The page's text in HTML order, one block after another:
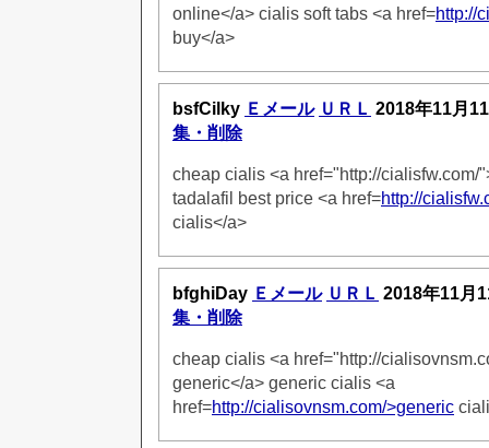
online</a> cialis soft tabs <a href=http://
buy</a>
bsfCilky Ｅメール ＵＲＬ 2018年11月
集・削除
cheap cialis <a href="http://cialisfw.com/
tadalafil best price <a href=http://
cialis</a>
bfghiDay Ｅメール ＵＲＬ 2018年11月
集・削除
cheap cialis <a href="http://
generic</a> generic cialis <a
href=http://cialisovnsm.com/>generic